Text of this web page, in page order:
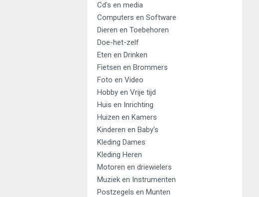
Cd's en media
Computers en Software
Dieren en Toebehoren
Doe-het-zelf
Eten en Drinken
Fietsen en Brommers
Foto en Video
Hobby en Vrije tijd
Huis en Inrichting
Huizen en Kamers
Kinderen en Baby's
Kleding Dames
Kleding Heren
Motoren en driewielers
Muziek en Instrumenten
Postzegels en Munten